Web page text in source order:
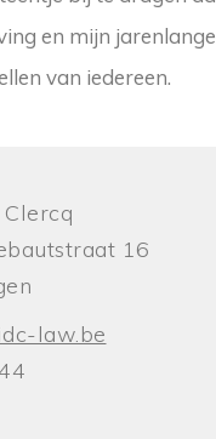
en mijn
van iedereen.
16
law.be